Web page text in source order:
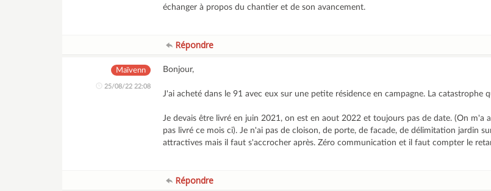
échanger à propos du chantier et de son avancement.
Répondre
Maïvenn
25/08/22 22:08
Bonjour,
J'ai acheté dans le 91 avec eux sur une petite résidence en campagne. La catastrophe
Je devais être livré en juin 2021, on est en aout 2022 et toujours pas de date. (On m'a
pas livré ce mois ci). Je n'ai pas de cloison, de porte, de facade, de délimitation jardin
attractives mais il faut s'accrocher après. Zéro communication et il faut compter le
Répondre